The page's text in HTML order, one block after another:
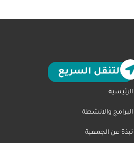
التنقل السريع
الرئيسية
البرامج والانشطة
نبذة عن الجمعية